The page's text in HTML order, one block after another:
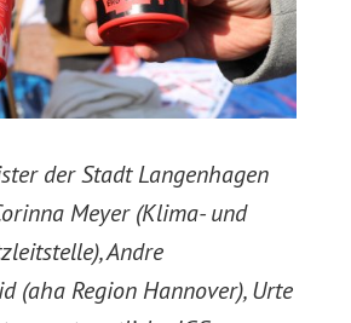
der Stadt Langenhagen
Meyer (Klima- und
Andre
(aha Region Hannover), Urte